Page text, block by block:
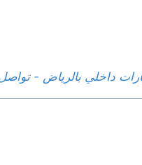
داخلي بالرياض - تواصل